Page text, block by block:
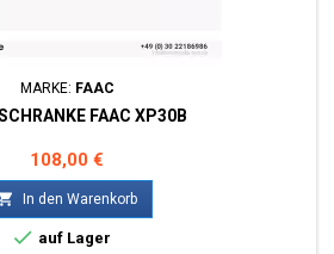
MARKE: FAAC
FAAC XP30B
Preis
108,00 €
In den Warenkorb
 auf Lager